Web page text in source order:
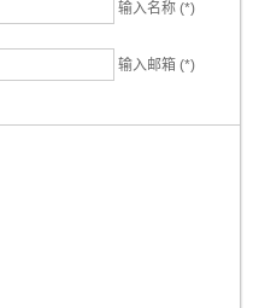
输入名称 (*)
输入邮箱 (*)